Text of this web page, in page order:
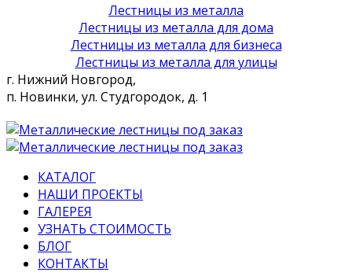
Лестницы из металла
Лестницы из металла для дома
Лестницы из металла для бизнеса
Лестницы из металла для улицы
г. Нижний Новгород,
п. Новинки, ул. Студгородок, д. 1
КАТАЛОГ
НАШИ ПРОЕКТЫ
ГАЛЕРЕЯ
УЗНАТЬ СТОИМОСТЬ
БЛОГ
КОНТАКТЫ